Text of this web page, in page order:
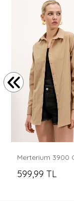
599,99 TL